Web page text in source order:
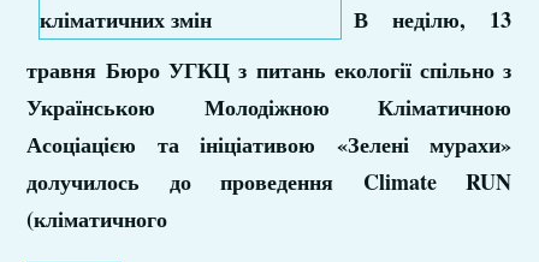
В неділю, 13
травня Бюро УГКЦ з питань екології спільно з
Українською Молодіжною Кліматичною
Асоціацією та ініціативою «Зелені мурахи»
долучилось до проведення Climate RUN
(кліматичного